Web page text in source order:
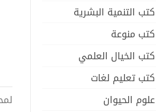
كتب التنمية البشرية
كتب منوعة
كتب الخيال العلمي
كتب تعليم لغات
علوم الحيوان